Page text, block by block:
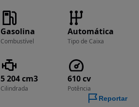
Gasolina
Combustível
Automática
Tipo de Caixa
5 204 cm3
Cilindrada
610 cv
Potência
Reportar